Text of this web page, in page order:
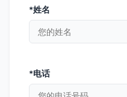
*姓名
*电话